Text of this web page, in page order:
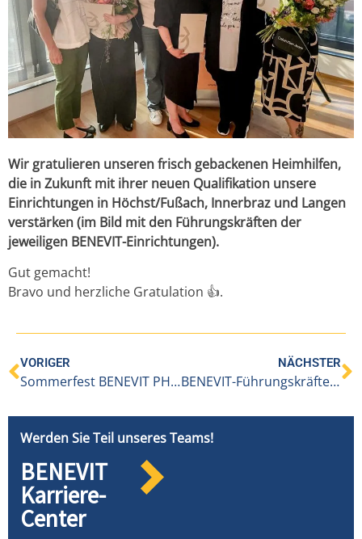
Wir gratulieren unseren frisch gebackenen Heimhilfen,
die in Zukunft mit ihrer neuen Qualifikation unsere
Einrichtungen in Höchst/Fußach, Innerbraz und Langen
verstärken (im Bild mit den Führungskräften der
jeweiligen BENEVIT-Einrichtungen).
Gut gemacht!
Bravo und herzliche Gratulation 👍.
VORIGER
Sommerfest BENEVIT PH Höchst/Fußach 2025 – Trotz Regen ein voller Erfolg!
NÄCHSTER
BENEVIT-Führungskräfte beim Kongress „Impulse am See“
Werden Sie Teil unseres Teams!
BENEVIT
Karriere-
Center